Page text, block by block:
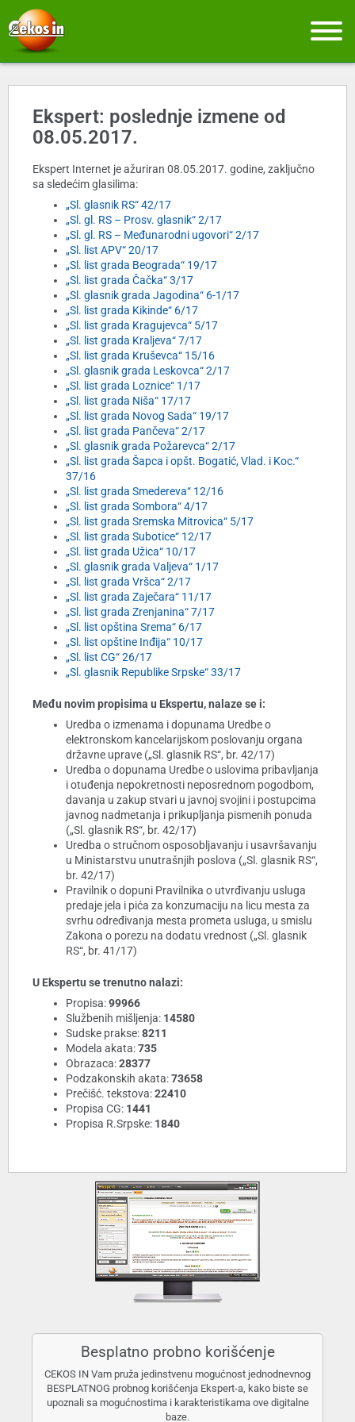
Ekspert: poslednje izmene od
08.05.2017.
Ekspert Internet je ažuriran 08.05.2017. godine, zaključno
sa sledećim glasilima:
„Sl. glasnik RS“ 42/17
„Sl. gl. RS – Prosv. glasnik“ 2/17
„Sl. gl. RS – Međunarodni ugovori“ 2/17
„Sl. list APV“ 20/17
„Sl. list grada Beograda“ 19/17
„Sl. list grada Čačka“ 3/17
„Sl. glasnik grada Jagodina“ 6-1/17
„Sl. list grada Kikinde“ 6/17
„Sl. list grada Kragujevca“ 5/17
„Sl. list grada Kraljeva“ 7/17
„Sl. list grada Kruševca“ 15/16
„Sl. glasnik grada Leskovca“ 2/17
„Sl. list grada Loznice“ 1/17
„Sl. list grada Niša“ 17/17
„Sl. list grada Novog Sada“ 19/17
„Sl. list grada Pančeva“ 2/17
„Sl. glasnik grada Požarevca“ 2/17
„Sl. list grada Šapca i opšt. Bogatić, Vlad. i Koc.“
37/16
„Sl. list grada Smedereva“ 12/16
„Sl. list grada Sombora“ 4/17
„Sl. list grada Sremska Mitrovica“ 5/17
„Sl. list grada Subotice“ 12/17
„Sl. list grada Užica“ 10/17
„Sl. glasnik grada Valjeva“ 1/17
„Sl. list grada Vršca“ 2/17
„Sl. list grada Zaječara“ 11/17
„Sl. list grada Zrenjanina“ 7/17
„Sl. list opština Srema“ 6/17
„Sl. list opštine Inđija“ 10/17
„Sl. list CG“ 26/17
„Sl. glasnik Republike Srpske“ 33/17
Među novim propisima u Ekspertu, nalaze se i:
Uredba o izmenama i dopunama Uredbe o
elektronskom kancelarijskom poslovanju organa
državne uprave („Sl. glasnik RS“, br. 42/17)
Uredba o dopunama Uredbe o uslovima pribavljanja
i otuđenja nepokretnosti neposrednom pogodbom,
davanja u zakup stvari u javnoj svojini i postupcima
javnog nadmetanja i prikupljanja pismenih ponuda
(„Sl. glasnik RS“, br. 42/17)
Uredba o stručnom osposobljavanju i usavršavanju
u Ministarstvu unutrašnjih poslova („Sl. glasnik RS“,
br. 42/17)
Pravilnik o dopuni Pravilnika o utvrđivanju usluga
predaje jela i pića za konzumaciju na licu mesta za
svrhu određivanja mesta prometa usluga, u smislu
Zakona o porezu na dodatu vrednost („Sl. glasnik
RS“, br. 41/17)
U Ekspertu se trenutno nalazi:
Propisa:99966
Službenih mišljenja: 14580
Sudske prakse:8211
Modela akata:735
Obrazaca:28377
Podzakonskih akata:73658
Prečišć. tekstova:22410
Propisa CG: 1441
Propisa R.Srpske: 1840
Besplatno probno korišćenje
CEKOS IN Vam pruža jedinstvenu mogućnost jednodnevnog
BESPLATNOG probnog korišćenja Ekspert-a, kako biste se
upoznali sa mogućnostima i karakteristikama ove digitalne
baze.